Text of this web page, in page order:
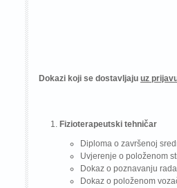
Dokazi koji se dostavljaju uz
Fizioterapeutski tehničar
Diploma o završenoj
Uvjerenje o položenom
Dokaz o poznavanju
Dokaz o položenom